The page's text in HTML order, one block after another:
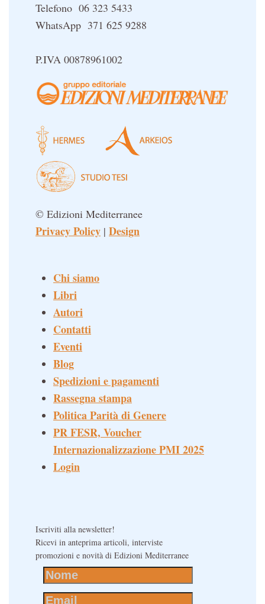
Telefono 06 323 5433
WhatsApp 371 625 9288
P.IVA 00878961002
© Edizioni Mediterranee
Privacy Policy | Design
Chi siamo
Libri
Autori
Contatti
Eventi
Blog
Spedizioni e pagamenti
Rassegna stampa
Politica Parità di Genere
PR FESR, Voucher
Internazionalizzazione PMI 2025
Login
Iscriviti alla newsletter!
Ricevi in anteprima articoli, interviste
promozioni e novità di Edizioni Mediterranee